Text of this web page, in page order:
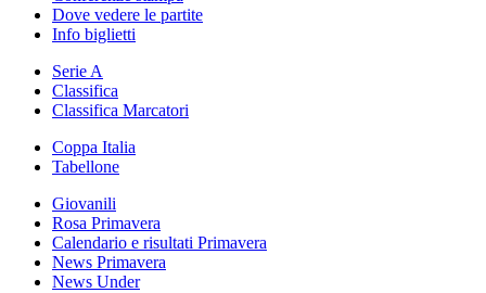
Dove vedere le partite
Info biglietti
Serie A
Classifica
Classifica Marcatori
Coppa Italia
Tabellone
Giovanili
Rosa Primavera
Calendario e risultati Primavera
News Primavera
News Under